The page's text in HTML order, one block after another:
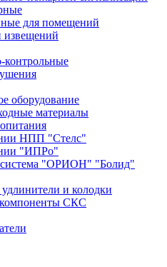
для помещений
извещений
оборудование
материалы
НПП "Стелс"
"ИПРо"
система "ОРИОН" "Болид"
и колодки
СКС